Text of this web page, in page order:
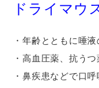
ドライマウ
・年齢とともに唾液
・高血圧薬、抗う
・鼻疾患などで口呼